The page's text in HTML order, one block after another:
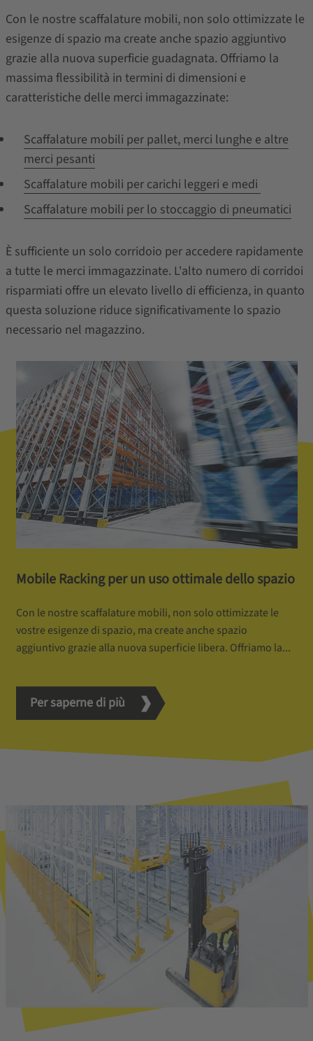
Con le nostre scaffalature mobili, non solo ottimizzate le
esigenze di spazio ma create anche spazio aggiuntivo
grazie alla nuova superficie guadagnata. Offriamo la
massima flessibilità in termini di dimensioni e
caratteristiche delle merci immagazzinate:
Scaffalature mobili per pallet, merci lunghe e altre
merci pesanti
Scaffalature mobili per carichi leggeri e medi
Scaffalature mobili per lo stoccaggio di pneumatici
È sufficiente un solo corridoio per accedere rapidamente
a tutte le merci immagazzinate. L'alto numero di corridoi
risparmiati offre un elevato livello di efficienza, in quanto
questa soluzione riduce significativamente lo spazio
necessario nel magazzino.
Mobile Racking per un uso ottimale dello spazio
Con le nostre scaffalature mobili, non solo ottimizzate le
vostre esigenze di spazio, ma create anche spazio
aggiuntivo grazie alla nuova superficie libera. Offriamo la...
Per saperne di più